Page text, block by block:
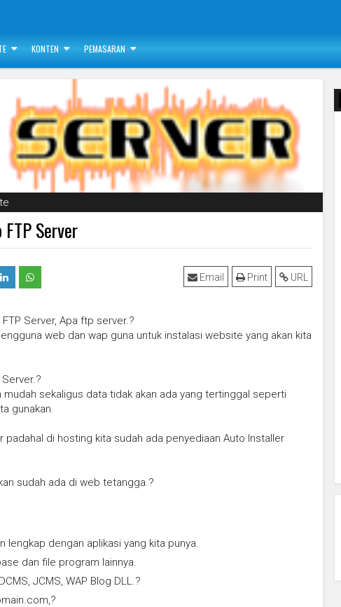
KONTEN PEMASARAN
Server
URL
Print
Email
Server, Apa ftp server.?
web dan wap guna untuk instalasi website yang akan kita
sekaligus data tidak akan ada yang tertinggal seperti
gunakan.
padahal di hosting kita sudah ada penyediaan Auto Installer
sudah ada di web tetangga.?
lengkap dengan aplikasi yang kita punya.
dan file program lainnya.
JCMS, WAP Blog DLL.?